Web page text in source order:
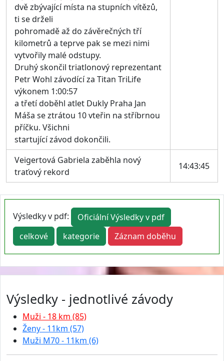
dvě zbývající místa na stupních vítězů,
ti se drželi
pohromadě až do závěrečných tří
kilometrů a teprve pak se mezi nimi
vytvořily malé odstupy.
Druhý skončil triatlonový reprezentant
Petr Wohl závodící za Titan TriLife
výkonem 1:00:57
a třetí doběhl atlet Dukly Praha Jan
Máša se ztrátou 10 vteřin na stříbrnou
příčku. Všichni
startující závod dokončili.
Veigertová Gabriela zaběhla nový
traťový rekord
14:43:45
Výsledky v pdf:
Oficiální Výsledky v pdf
celkové
kategorie Záznam doběhu
Výsledky - jednotlivé závody
Muži - 18 km (85)
Ženy - 11km (57)
Muži M70 - 11km (6)